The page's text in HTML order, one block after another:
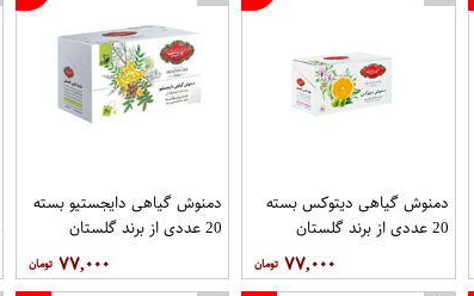
دمنوش گیاهی دیتوکس بسته
20 عددی از برند گلستان
۷۷,۰۰۰
دمنوش گیاهی دایجستیو بسته
20 عددی از برند گلستان
۷۷,۰۰۰